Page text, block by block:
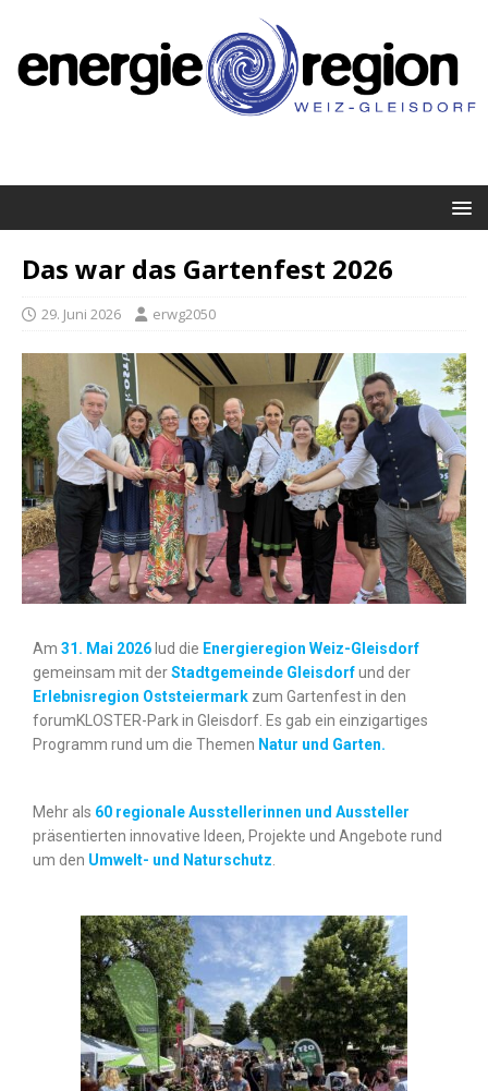
Das war das Gartenfest 2026
29. Juni 2026 erwg2050
Am 31. Mai 2026 lud die Energieregion Weiz-Gleisdorf
gemeinsam mit derStadtgemeinde Gleisdorfund der
Erlebnisregion Oststeiermark zum Gartenfest in den
forumKLOSTER-Park in Gleisdorf. Es gab ein einzigartiges
Programm rund um die Themen Natur und Garten.
Mehr als 60 regionale Ausstellerinnen und Aussteller
präsentierten innovative Ideen, Projekte und Angebote rund
um den Umwelt- und Naturschutz